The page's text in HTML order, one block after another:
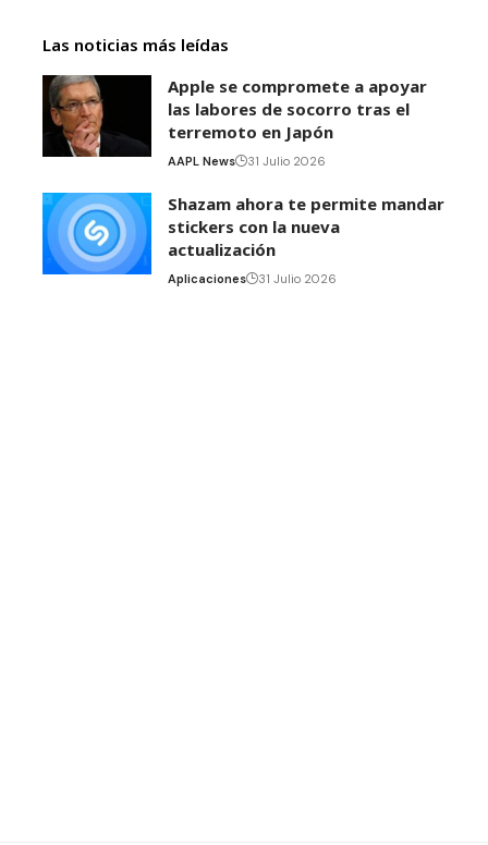
Las noticias más leídas
Apple se compromete a apoyar
las labores de socorro tras el
terremoto en Japón
AAPL News 31 Julio 2026
Shazam ahora te permite mandar
stickers con la nueva
actualización
Aplicaciones 31 Julio 2026